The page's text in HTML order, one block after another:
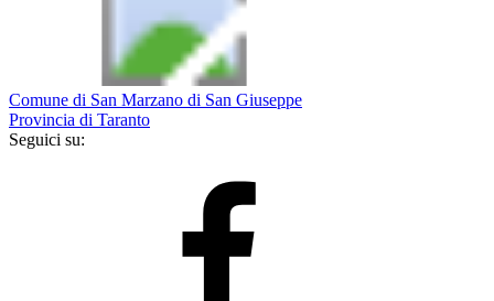
Comune di San Marzano di San Giuseppe
Provincia di Taranto
Seguici su: